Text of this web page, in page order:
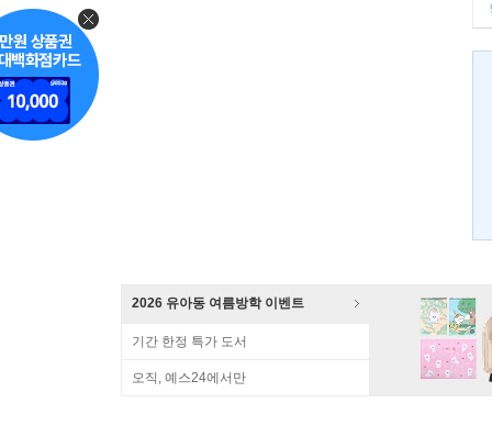
2026 유아동 여름방학 이벤트
기간 한정 특가 도서
오직, 예스24에서만